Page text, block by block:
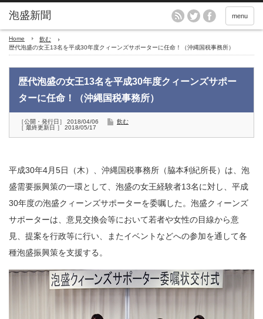
menu
Home
飲む
歴代泡盛の女王13名を平成30年度クィーンズサポーターに任命！（沖縄国税事務所）
歴代泡盛の女王13名を平成30年度クィーンズサポー
ターに任命！（沖縄国税事務所）
［公開・発行日］ 2018/04/06
［ 最終更新日 ］ 2018/05/17
飲む
平成30年4月5日（木）、沖縄国税事務所（脇本利紀所長）は、泡
盛需要振興策の一環として、泡盛の女王経験者13名に対し、平成
30年度の泡盛クィーンズサポーターを委嘱した。泡盛クィーンズ
サポーターは、意見交換会等において若者や女性の目線から意
見、提案を行政等に行い、またイベントなどへの参加を通して各
種泡盛振興策を支援する。